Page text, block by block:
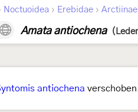
Noctuoidea › Erebidae › Arctiinae
Amata antiochena
antiochena